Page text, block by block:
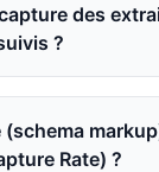
des
?
(schema
Rate) ?